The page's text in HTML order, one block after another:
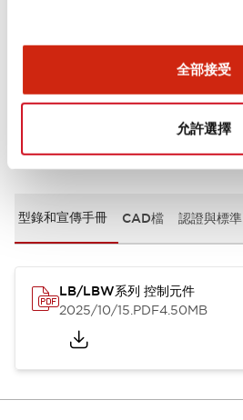
全部接受
允許選擇
安裝和安裝規範
文件和檔案
型錄和宣傳手冊 CAD檔 認證與標準
LB/LBW系列 控制元件
2025/10/15.PDF4.50MB